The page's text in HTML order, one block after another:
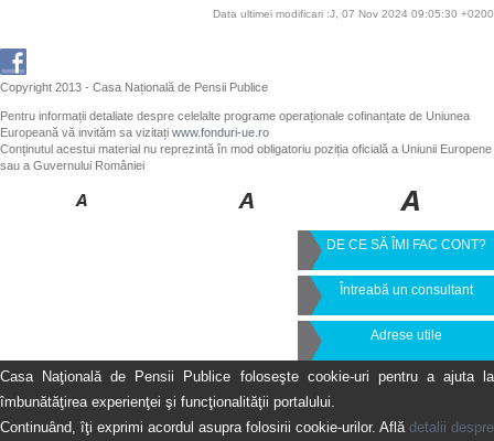
Data ultimei modificari :J, 07 Nov 2024 09:05:30 +0200
Copyright 2013 - Casa Națională de Pensii Publice
Pentru informații detaliate despre celelalte programe operaționale cofinanțate de Uniunea
Europeană vă invităm sa vizitați www.fonduri-ue.ro
Conținutul acestui material nu reprezintă în mod obligatoriu poziția oficială a Uniunii Europene
sau a Guvernului României
DE CE SĂ ÎMI FAC CONT?
Întreabă un consultant
Adrese utile
Casa Naţională de Pensii Publice foloseşte cookie-uri pentru a ajuta la
îmbunătăţirea experienţei şi funcţionalităţii portalului.
Continuând, îţi exprimi acordul asupra folosirii cookie-urilor. Află detalii despre